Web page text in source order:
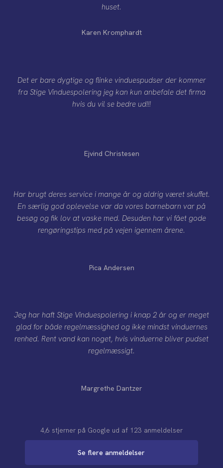
huset.
Karen Kromphardt
Det er bare dygtige og flinke vinduespudser der kommer
fra Stige Vinduespolering jeg kan kun anbefale det firma
hvis du vil se bedre ud!!!
Ejvind Christesen
Har brugt deres service i mange år og aldrig været skuffet.
En særlig god oplevelse var da vores barnebarn var på
besøg og fik lov at vaske med. Desuden har vi fået gode
rengøringstips med på vejen igennem årene.
Pica Andersen
Jeg har haft Stige Vinduespolering i knap 2 år og er meget
glad for både regelmæssighed og ikke mindst vinduernes
renhed. Rent vand kan noget, hvis vinduerne bliver pudset
regelmæssigt.
Margrethe Dantzer
4,6 stjerner på Google​ ​ud af 123 anmeldelser
Se flere anmeldelser